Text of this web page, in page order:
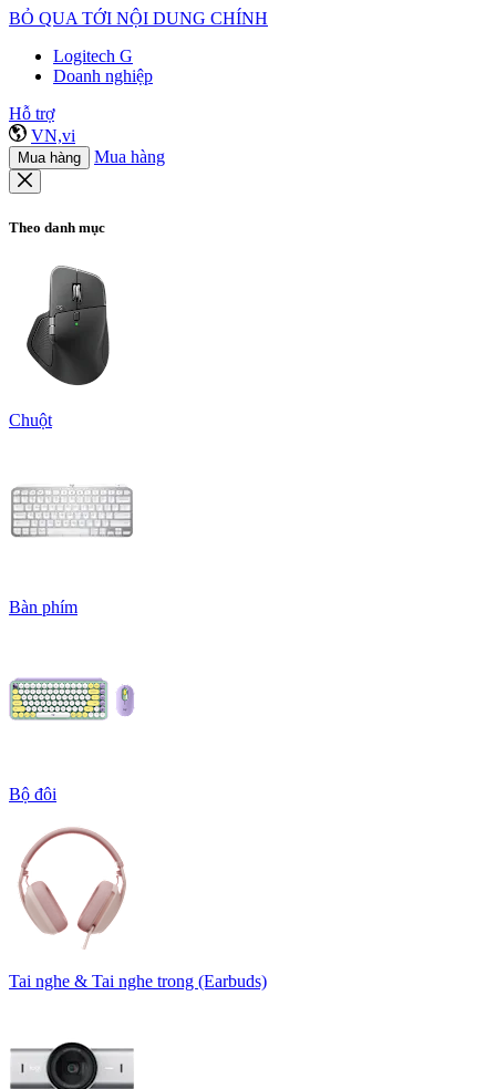
BỎ QUA TỚI NỘI DUNG CHÍNH
Logitech G
Doanh nghiệp
Hỗ trợ
VN,vi
Mua hàng Mua hàng
Theo danh mục
Chuột
Bàn phím
Bộ đôi
Tai nghe & Tai nghe trong (Earbuds)